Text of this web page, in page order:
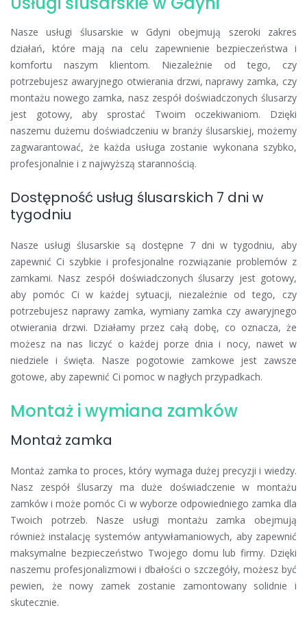
Nasze usługi ślusarskie w Gdyni obejmują szeroki zakres
działań, które mają na celu zapewnienie bezpieczeństwa i
komfortu naszym klientom. Niezależnie od tego, czy
potrzebujesz awaryjnego otwierania drzwi, naprawy zamka, czy
montażu nowego zamka, nasz zespół doświadczonych ślusarzy
jest gotowy, aby sprostać Twoim oczekiwaniom. Dzięki
naszemu dużemu doświadczeniu w branży ślusarskiej, możemy
zagwarantować, że każda usługa zostanie wykonana szybko,
profesjonalnie i z najwyższą starannością.
Dostępność usług ślusarskich 7 dni w
tygodniu
Nasze usługi ślusarskie są dostępne 7 dni w tygodniu, aby
zapewnić Ci szybkie i profesjonalne rozwiązanie problemów z
zamkami. Nasz zespół doświadczonych ślusarzy jest gotowy,
aby pomóc Ci w każdej sytuacji, niezależnie od tego, czy
potrzebujesz naprawy zamka, wymiany zamka czy awaryjnego
otwierania drzwi. Działamy przez całą dobę, co oznacza, że
możesz na nas liczyć o każdej porze dnia i nocy, nawet w
niedziele i święta. Nasze pogotowie zamkowe jest zawsze
gotowe, aby zapewnić Ci pomoc w nagłych przypadkach.
Montaż i wymiana zamków
Montaż zamka
Montaż zamka to proces, który wymaga dużej precyzji i wiedzy.
Nasz zespół ślusarzy ma duże doświadczenie w montażu
zamków i może pomóc Ci w wyborze odpowiedniego zamka dla
Twoich potrzeb. Nasze usługi montażu zamka obejmują
również instalację systemów antywłamaniowych, aby zapewnić
maksymalne bezpieczeństwo Twojego domu lub firmy. Dzięki
naszemu profesjonalizmowi i dbałości o szczegóły, możesz być
pewien, że nowy zamek zostanie zamontowany solidnie i
skutecznie.